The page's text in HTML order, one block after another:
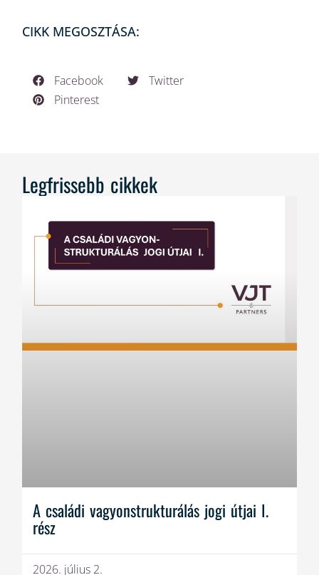
CIKK MEGOSZTÁSA:
Facebook
Twitter
Pinterest
Legfrissebb cikkek
A családi vagyonstrukturálás jogi útjai I.
rész
2026. július 2.